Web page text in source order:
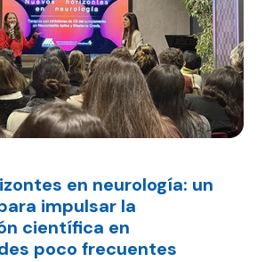
en neurología: un
impulsar la
científica en
poco frecuentes